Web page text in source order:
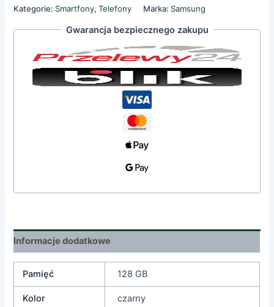
Kategorie: Smartfony,Telefony Marka: Samsung
Gwarancja bezpiecznego zakupu
Informacje dodatkowe
Pamięć 128 GB
Kolor czarny